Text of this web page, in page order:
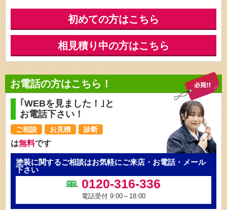
初めての方はこちら
相見積り中の方はこちら
お電話の方はこちら！
｢WEBを見ました！｣と
お電話下さい！
ご相談 お見積 診断
は無料です
塗装に関するご相談はお気軽にご来店・お電話・メール
下さい
0120-316-336
電話受付 9:00～18:00